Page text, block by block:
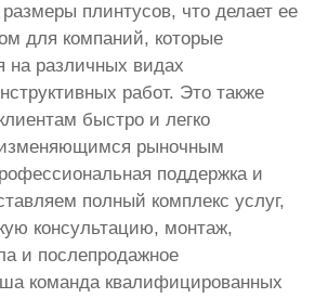
плинтусов, что делает ее
для компаний, которые
на различных видах
работ. Это также
быстро и легко
изменяющимся рыночным
поддержка и
полный комплекс услуг,
консультацию, монтаж,
и послепродажное
команда квалифицированных